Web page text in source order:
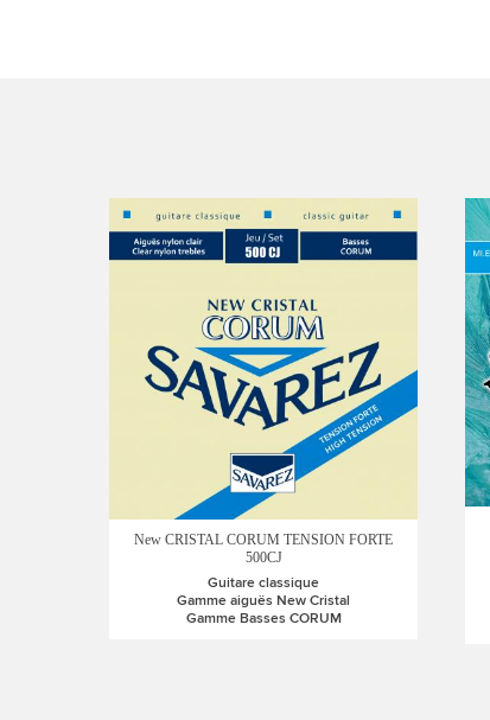
New CRISTAL CORUM TENSION FORTE
500CJ
Guitare classique
Gamme aiguës New Cristal
Gamme Basses CORUM